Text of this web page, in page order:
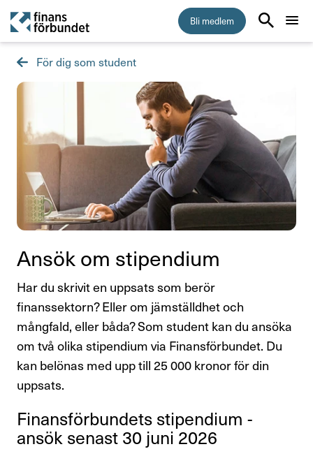
Bli medlem
Medlemskap
5 skäl att bli medlem i Finansförbundet
Vem kan bli medlem
Vad kostar medlemskapet?
Inkomstförsäkring
Personlig rådgivning och rättshjälp
Finansförbundets medlemsförmåner
Bli facklig representant
För dig som student
Ansök om stipen­dium
Har du skrivit en uppsats som berör
finanssektorn? Eller om jämställdhet och
mångfald, eller båda? Som student kan du ansöka
om två olika stipendium via Finansförbundet. Du
kan belönas med upp till 25 000 kronor för din
uppsats.
Finans­för­bun­dets stipen­dium -
ansök senast 30 juni 2026